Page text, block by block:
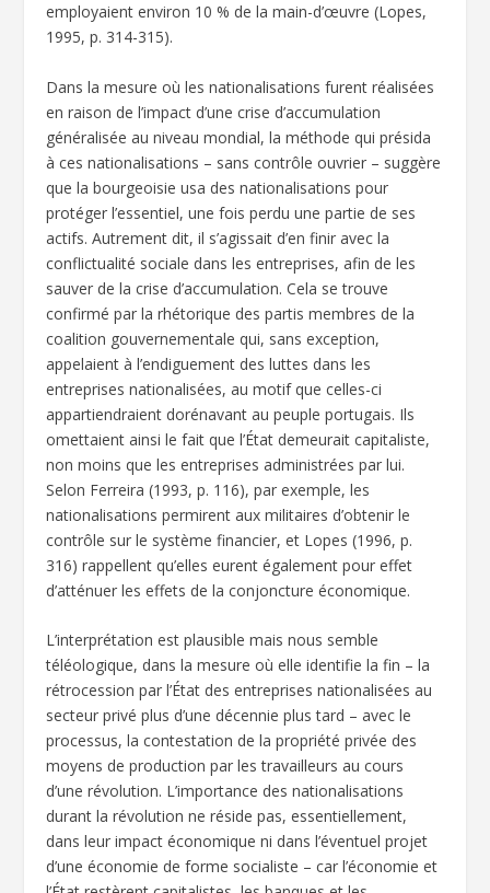
employaient environ 10 % de la main-d’œuvre (Lopes,
1995, p. 314-315).
Dans la mesure où les nationalisations furent réalisées
en raison de l’impact d’une crise d’accumulation
généralisée au niveau mondial, la méthode qui présida
à ces nationalisations – sans contrôle ouvrier – suggère
que la bourgeoisie usa des nationalisations pour
protéger l’essentiel, une fois perdu une partie de ses
actifs. Autrement dit, il s’agissait d’en finir avec la
conflictualité sociale dans les entreprises, afin de les
sauver de la crise d’accumulation. Cela se trouve
confirmé par la rhétorique des partis membres de la
coalition gouvernementale qui, sans exception,
appelaient à l’endiguement des luttes dans les
entreprises nationalisées, au motif que celles-ci
appartiendraient dorénavant au peuple portugais. Ils
omettaient ainsi le fait que l’État demeurait capitaliste,
non moins que les entreprises administrées par lui.
Selon Ferreira (1993, p. 116), par exemple, les
nationalisations permirent aux militaires d’obtenir le
contrôle sur le système financier, et Lopes (1996, p.
316) rappellent qu’elles eurent également pour effet
d’atténuer les effets de la conjoncture économique.
L’interprétation est plausible mais nous semble
téléologique, dans la mesure où elle identifie la fin – la
rétrocession par l’État des entreprises nationalisées au
secteur privé plus d’une décennie plus tard – avec le
processus, la contestation de la propriété privée des
moyens de production par les travailleurs au cours
d’une révolution. L’importance des nationalisations
durant la révolution ne réside pas, essentiellement,
dans leur impact économique ni dans l’éventuel projet
d’une économie de forme socialiste – car l’économie et